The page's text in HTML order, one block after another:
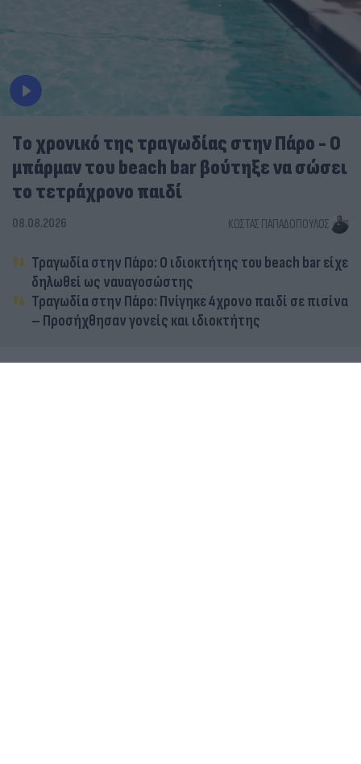
Tο χρονικό της τραγωδίας στην Πάρο - Ο
μπάρμαν του beach bar βούτηξε να σώσει
το τετράχρονο παιδί
08.08.2026 ΚΏΣΤΑΣ ΠΑΠΑΔΌΠΟΥΛΟΣ
Τραγωδία στην Πάρο: Ο ιδιοκτήτης του beach bar είχε
δηλωθεί ως ναυαγοσώστης
Τραγωδία στην Πάρο: Πνίγηκε 4χρονο παιδί σε πισίνα
– Προσήχθησαν γονείς και ιδιοκτήτης